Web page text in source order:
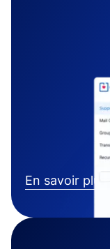
En savoir plus